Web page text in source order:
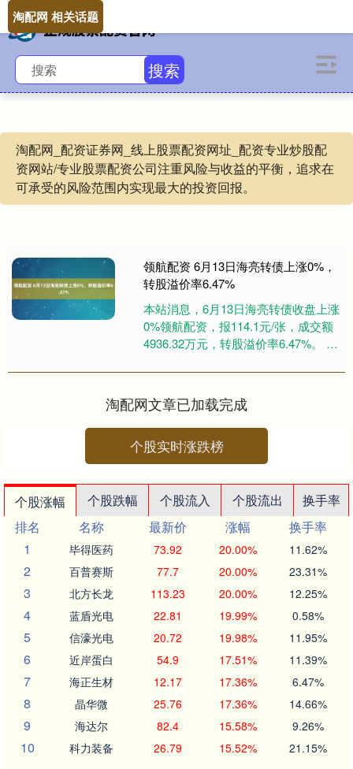
搜索
淘配网_配资证券网_线上股票配资网址_配资专业炒股配
资网站/专业股票配资公司注重风险与收益的平衡，追求在
可承受的风险范围内实现最大的投资回报。
淘配网 相关话题
领航配资 6月13日海亮转债上涨0%，
转股溢价率6.47%
本站消息，6月13日海亮转债收盘上涨
0%领航配资，报114.1元/张，成交额
4936.32万元，转股溢价率6.47%。 资
债....
淘配网文章已加载完成
个股实时涨跌榜
个股涨幅 个股跌幅 个股流入 个股流出
换手率
排名
名称 最新价 涨幅
换手率
1
毕得医药 73.92 20.00% 11.62%
2 百普赛斯 77.7 20.00% 23.31%
3 北方长龙 113.23 20.00% 12.25%
4 蓝盾光电 22.81 19.99% 0.58%
5 信濠光电 20.72 19.98% 11.95%
6 近岸蛋白 54.9 17.51% 11.39%
7 海正生材 12.17 17.36% 6.47%
8 晶华微 25.76 17.36% 14.66%
9 海达尔 82.4 15.58% 9.26%
10 科力装备 26.79 15.52% 21.15%